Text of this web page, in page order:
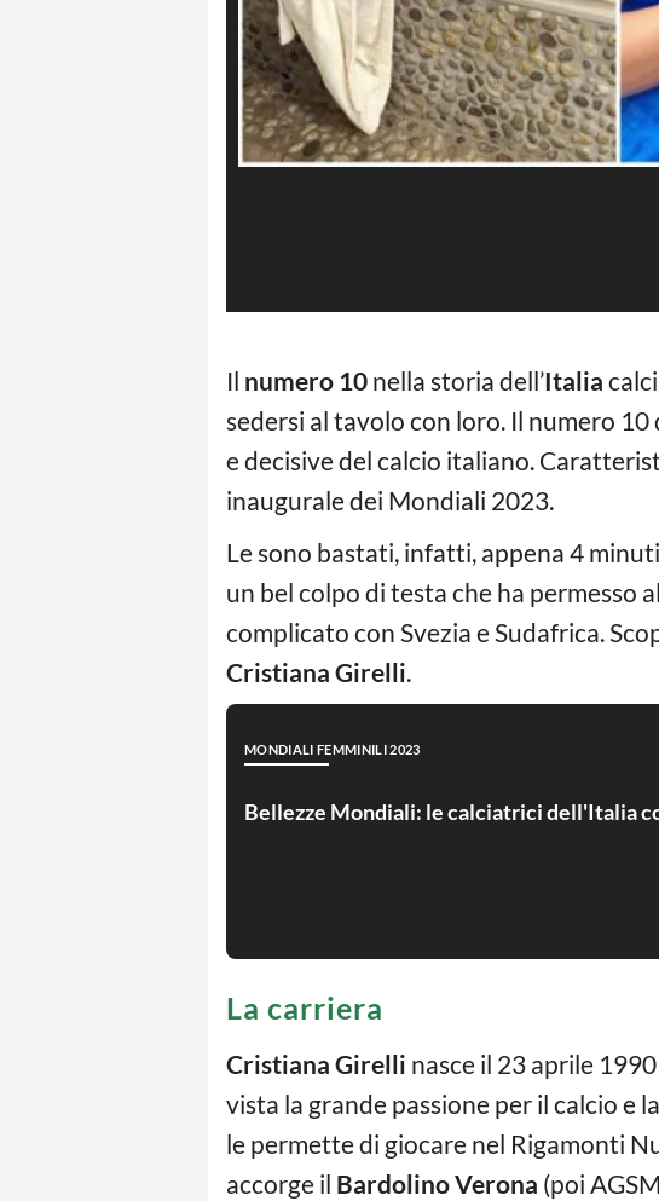
Il numero 10 nella storia dell’Italia
sedersi al tavolo con loro. Il numero 10
e decisive del calcio italiano.
inaugurale dei Mondiali 2023.
Le sono bastati, infatti, appena 4
un bel colpo di testa che ha permesso
complicato con Svezia e Sudafrica.
Cristiana Girelli.
MONDIALI FEMMINILI 2023
Bellezze Mondiali: le calciatrici dell'Italia
La carriera
Cristiana Girelli nasce il 23 aprile
vista la grande passione per il calcio e
le permette di giocare nel Rigamonti
accorge il Bardolino Verona (poi